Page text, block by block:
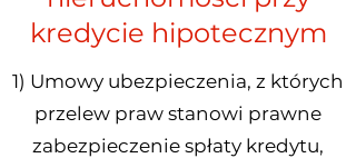
kredycie hipotecznym
1) Umowy ubezpieczenia, z których
przelew praw stanowi prawne
zabezpieczenie spłaty kredytu,